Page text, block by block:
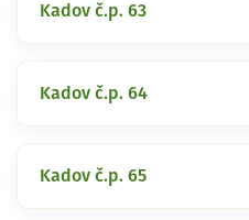
Kadov č.p. 63
Kadov č.p. 64
Kadov č.p. 65